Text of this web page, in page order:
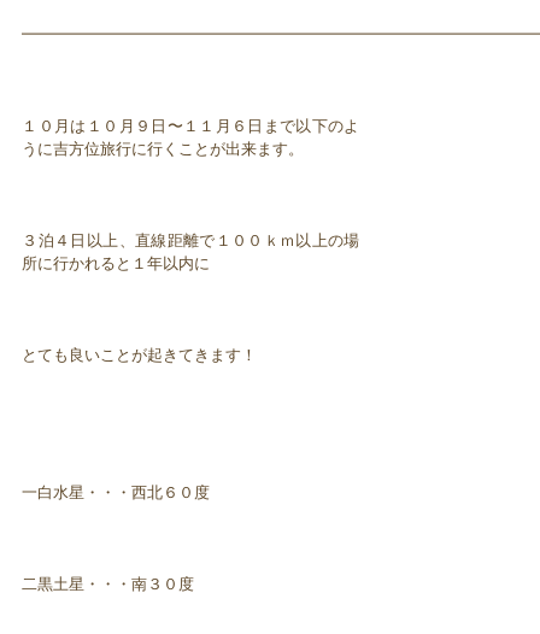
１０月は１０月９日〜１１月６日まで以下のよ
うに吉方位旅行に行くことが出来ます。
３泊４日以上、直線距離で１００ｋｍ以上の場
所に行かれると１年以内に
とても良いことが起きてきます！
一白水星・・・西北６０度
二黒土星・・・南３０度